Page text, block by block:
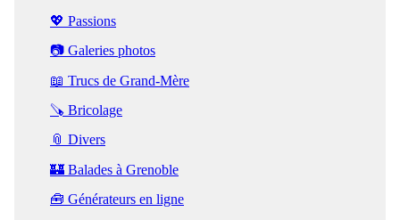
💖 Passions
📷 Galeries photos
📖 Trucs de Grand-Mère
🪚 Bricolage
📎 Divers
🏰 Balades à Grenoble
🧰 Générateurs en ligne